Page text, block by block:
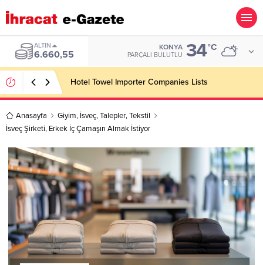
ALTIN
6.660,55
KONYA
PARÇALI BULUTLU 34°C
Hotel Towel Importer Companies Lists
Anasayfa Giyim, İsveç,Talepler,Tekstil
İsveç Şirketi, Erkek İç Çamaşırı Almak İstiyor